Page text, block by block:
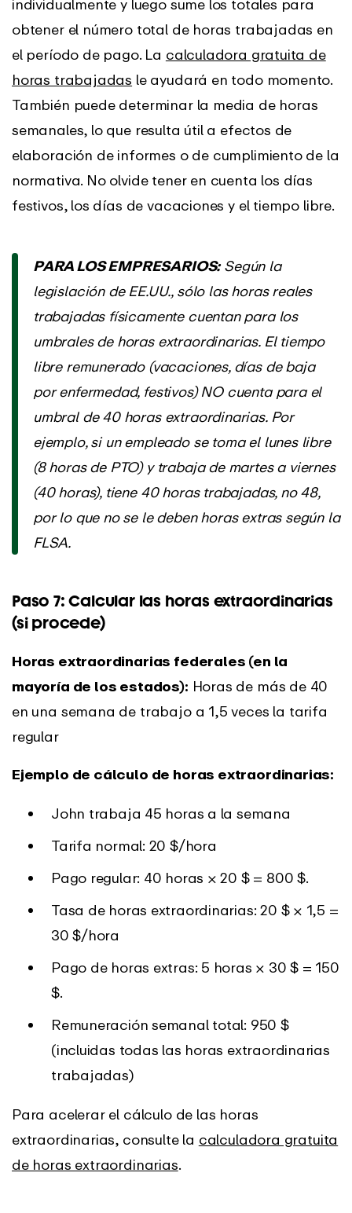
individualmente y luego sume los totales para
obtener el número total de horas trabajadas en
el período de pago. La calculadora gratuita de
horas trabajadas le ayudará en todo momento.
También puede determinar la media de horas
semanales, lo que resulta útil a efectos de
elaboración de informes o de cumplimiento de la
normativa. No olvide tener en cuenta los días
festivos, los días de vacaciones y el tiempo libre.
PARA LOS EMPRESARIOS:Según la
legislación de EE.UU., sólo las horas reales
trabajadas físicamente cuentan para los
umbrales de horas extraordinarias. El tiempo
libre remunerado (vacaciones, días de baja
por enfermedad, festivos) NO cuenta para el
umbral de 40 horas extraordinarias. Por
ejemplo, si un empleado se toma el lunes libre
(8 horas de PTO) y trabaja de martes a viernes
(40 horas), tiene 40 horas trabajadas, no 48,
por lo que no se le deben horas extras según la
FLSA.
Paso 7: Calcular las horas extraordinarias
(si procede)
Horas extraordinarias federales (en la
mayoría de los estados): Horas de más de 40
en una semana de trabajo a 1,5 veces la tarifa
regular
Ejemplo de cálculo de horas extraordinarias:
John trabaja 45 horas a la semana
Tarifa normal: 20 $/hora
Pago regular: 40 horas × 20 $ = 800 $.
Tasa de horas extraordinarias: 20 $ × 1,5 =
30 $/hora
Pago de horas extras: 5 horas × 30 $ = 150
$.
Remuneración semanal total: 950 $
(incluidas todas las horas extraordinarias
trabajadas)
Para acelerar el cálculo de las horas
extraordinarias, consulte la calculadora gratuita
de horas extraordinarias.